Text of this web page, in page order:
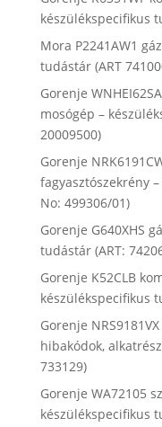
készülékspecifikus
Mora P2241AW1
tudástár (ART
Gorenje
mosógép –
20009500)
Gorenje
fagyasztószekrény
No: 499306/01)
Gorenje G640XHS
tudástár (ART:
Gorenje K52CLB
készülékspecifikus
Gorenje
hibakódok,
733129)
Gorenje WA72105
készülékspecifikus